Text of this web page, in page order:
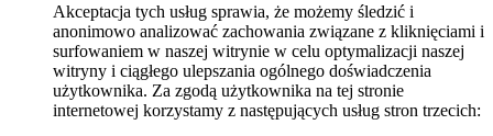
Akceptacja tych usług sprawia, że możemy śledzić i
anonimowo analizować zachowania związane z kliknięciami i
surfowaniem w naszej witrynie w celu optymalizacji naszej
witryny i ciągłego ulepszania ogólnego doświadczenia
użytkownika. Za zgodą użytkownika na tej stronie
internetowej korzystamy z następujących usług stron trzecich: